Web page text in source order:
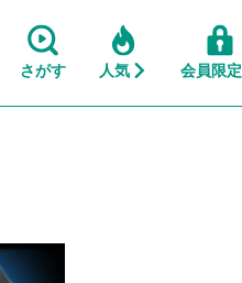
さがす 人気 会員限定